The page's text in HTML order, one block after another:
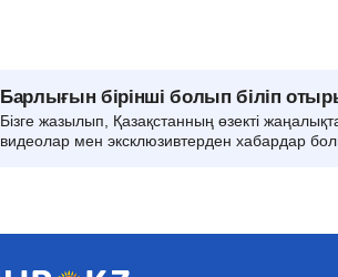
Барлығын бірінші болып біліп
Бізге жазылып, Қазақстанның өзекті
видеолар мен эксклюзивтерден хабардар